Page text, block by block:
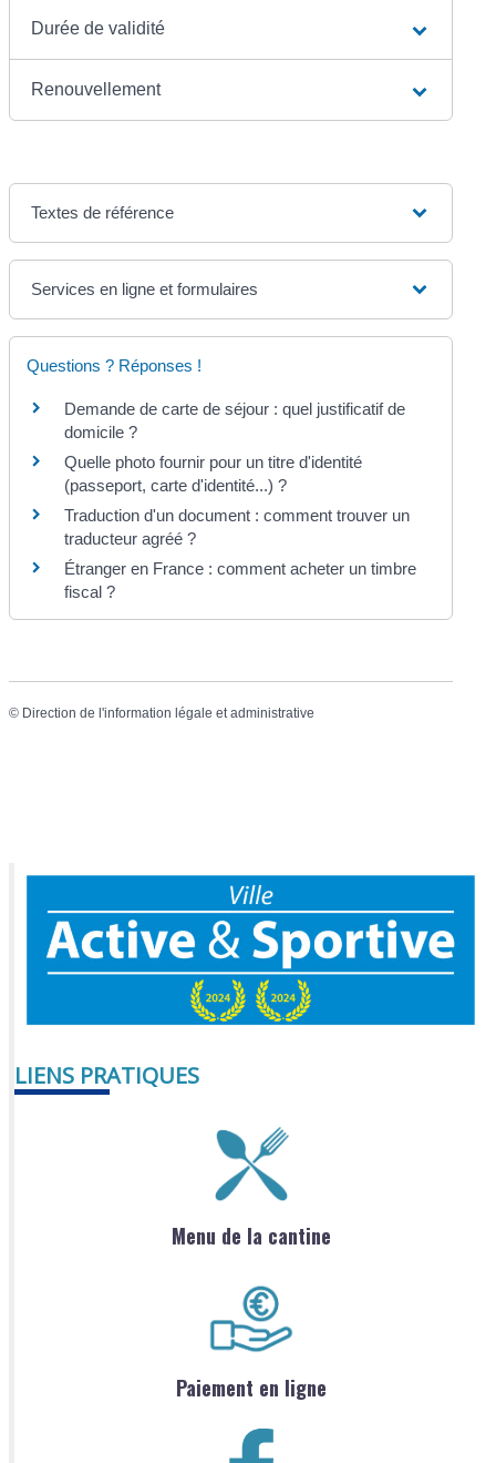
Durée de validité
Renouvellement
Textes de référence
Services en ligne et formulaires
Questions ? Réponses !
Demande de carte de séjour : quel justificatif de
domicile ?
Quelle photo fournir pour un titre d'identité
(passeport, carte d'identité...) ?
Traduction d'un document : comment trouver un
traducteur agréé ?
Étranger en France : comment acheter un timbre
fiscal ?
© Direction de l'information légale et administrative
LIENS PRATIQUES
Menu de la cantine
Paiement en ligne